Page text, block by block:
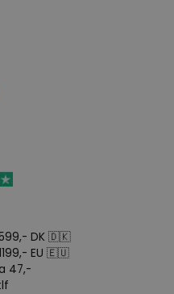
DK 🇩🇰
EU 🇪🇺
47,-